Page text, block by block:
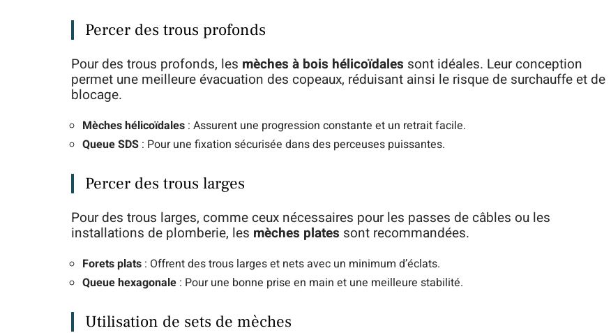
Percer des trous profonds
Pour des trous profonds, les mèches à bois hélicoïdales sont idéales. Leur conception
permet une meilleure évacuation des copeaux, réduisant ainsi le risque de surchauffe et de
blocage.
Mèches hélicoïdales : Assurent une progression constante et un retrait facile.
Queue SDS : Pour une fixation sécurisée dans des perceuses puissantes.
Percer des trous larges
Pour des trous larges, comme ceux nécessaires pour les passes de câbles ou les
installations de plomberie, les mèches plates sont recommandées.
Forets plats : Offrent des trous larges et nets avec un minimum d’éclats.
Queue hexagonale : Pour une bonne prise en main et une meilleure stabilité.
Utilisation de sets de mèches